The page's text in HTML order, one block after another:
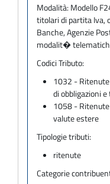
Modalità: Modello
titolari di partita Iva,
Banche, Agenzie
modalit�
Codici Tributo:
1032 -
di obbligazioni
1058 -
valute estere
Tipologie tributi:
ritenute
Categorie